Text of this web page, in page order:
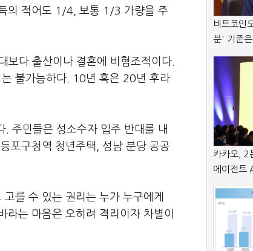
의 적어도 1/4, 보통 1/3 가량을 주
보다 출산이나 결혼에 비협조적이다.
불가능하다. 10년 혹은 20년 후라
주민들은 성소수자 입주 반대를 내
포구청역 청년주택, 성남 분당 공공
를 수 있는 권리는 누가 누구에게
는 마음은 오히려 격리이자 차별이
비트코인
분' 기준은
카카오, 2
에이전트